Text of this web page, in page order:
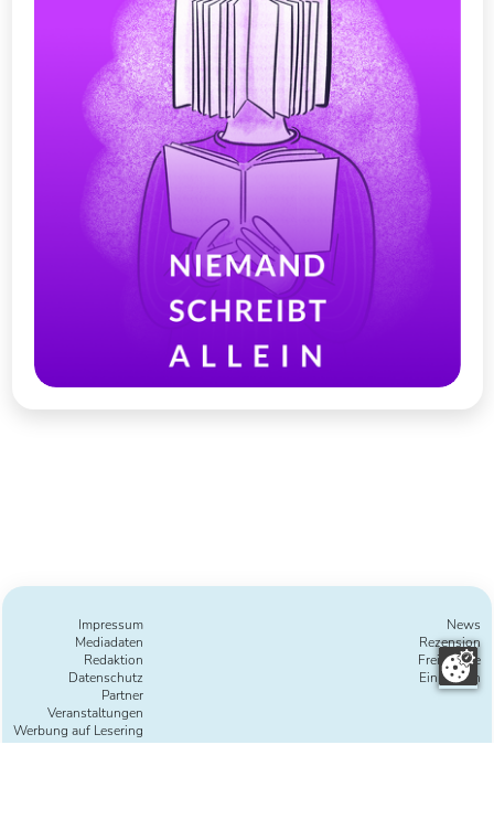
Impressum
Mediadaten
Redaktion
Datenschutz
Partner
Veranstaltungen
Werbung auf Lesering
News
Rezension
Freie Texte
Einreichen